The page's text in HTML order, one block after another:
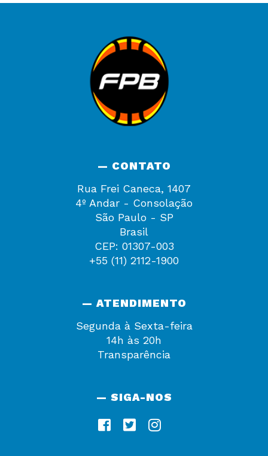
— CONTATO
Rua Frei Caneca, 1407
4º Andar - Consolação
São Paulo - SP
Brasil
CEP: 01307-003
+55 (11) 2112-1900
— ATENDIMENTO
Segunda à Sexta-feira
14h às 20h
Transparência
— SIGA-NOS